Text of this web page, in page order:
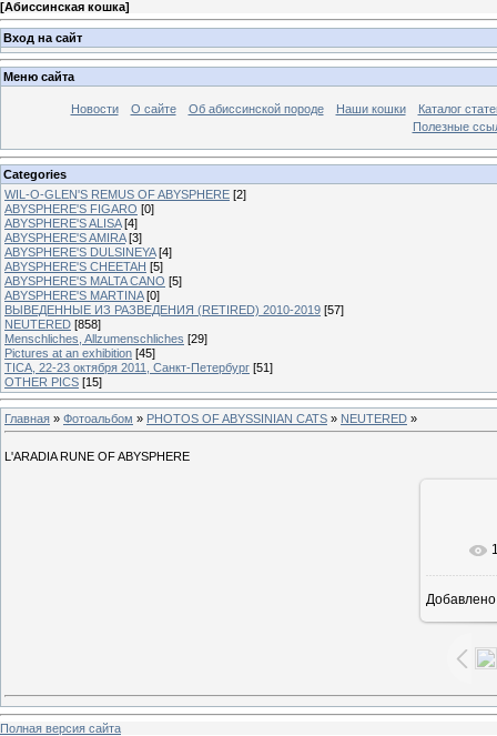
[Абиссинская кошка]
Вход на сайт
Меню сайта
Новости О сайте Об абиссинской породе Наши кошки
Каталог
Полезные
Categories
WIL-O-GLEN'S REMUS OF ABYSPHERE [2]
ABYSPHERE'S FIGARO [0]
ABYSPHERE'S ALISA [4]
ABYSPHERE'S AMIRA [3]
ABYSPHERE'S DULSINEYA [4]
ABYSPHERE'S CHEETAH [5]
ABYSPHERE'S MALTA CANO [5]
ABYSPHERE'S MARTINA [0]
ВЫВЕДЕННЫЕ ИЗ РАЗВЕДЕНИЯ (RETIRED) 2010-2019 [57]
NEUTERED [858]
Menschliches, Allzumenschliches [29]
Pictures at an exhibition [45]
TICA, 22-23 октября 2011, Санкт-Петербург [51]
OTHER PICS [15]
Главная » Фотоальбом » PHOTOS OF ABYSSINIAN CATS » NEUTERED »
L'ARADIA RUNE OF ABYSPHERE
В
Добавлено
Полная версия сайта